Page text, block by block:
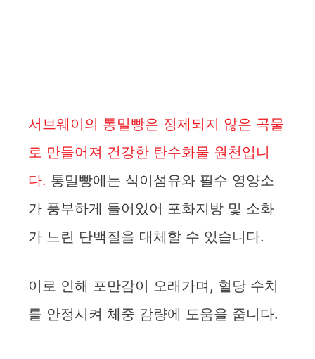
서브웨이의 통밀빵은 정제되지 않은 곡물
로 만들어져 건강한 탄수화물 원천입니
다. 통밀빵에는 식이섬유와 필수 영양소
가 풍부하게 들어있어 포화지방 및 소화
가 느린 단백질을 대체할 수 있습니다.
이로 인해 포만감이 오래가며, 혈당 수치
를 안정시켜 체중 감량에 도움을 줍니다.